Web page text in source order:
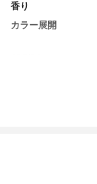
香り
カラー展開